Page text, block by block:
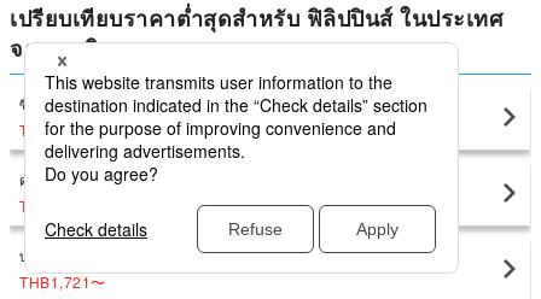
เปรียบเทียบราคาต่ำสุดสำหรับ ฟิลิปปินส์ ในประเทศ
จาก มะนิลา
ซีบู มะนิลา(MNL)
THB1,882〜
ดาวาว มะนิลา(MNL)
THB2,725
บาโคลอด
THB1,721〜